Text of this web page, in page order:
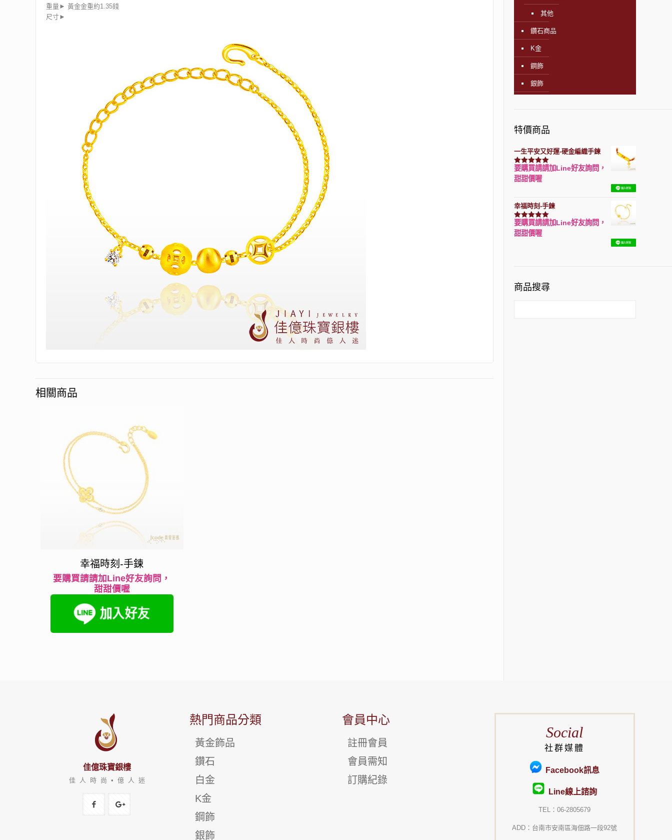
重量► 黃金金重約1.35錢
尺寸►
相關商品
幸福時刻-手鍊
要購買請請加Line好友詢問，
甜甜價喔
其他
鑽石商品
K金
鋼飾
銀飾
特價商品
一生平安又好運-硬金編織手鍊
評分7740滿分 5
要購買請請加Line好友詢問，
甜甜價喔
幸福時刻-手鍊
評分3150滿分 5
要購買請請加Line好友詢問，
甜甜價喔
商品搜尋
佳億珠寶銀樓
佳 人 時 尚 • 億 人 迷
熱門商品分類
黃金飾品
鑽石
白金
K金
鋼飾
銀飾
會員中心
註冊會員
會員需知
訂購紀錄
Social
社群媒體
Facebook訊息
Line線上諮詢
TEL：06-2805679
ADD：台南市安南區海佃路一段92號